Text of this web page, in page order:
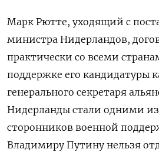
Марк Рютте, уходящий с
министра Нидерландов,
практически со всеми
поддержке его кандидатуры
генерального секретаря
Нидерланды стали одними
сторонников военной
Владимиру Путину нельзя